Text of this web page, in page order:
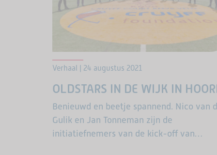
Verhaal | 24 augustus 2021
OLDSTARS IN DE WIJK IN
Benieuwd en beetje spannend. Nico van
Gulik en Jan Tonneman zijn de
initiatiefnemers van de kick-off van